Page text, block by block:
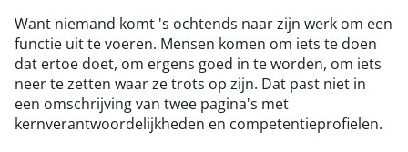
Want niemand komt 's ochtends naar zijn werk om een
functie uit te voeren. Mensen komen om iets te doen
dat ertoe doet, om ergens goed in te worden, om iets
neer te zetten waar ze trots op zijn. Dat past niet in
een omschrijving van twee pagina's met
kernverantwoordelijkheden en competentieprofielen.